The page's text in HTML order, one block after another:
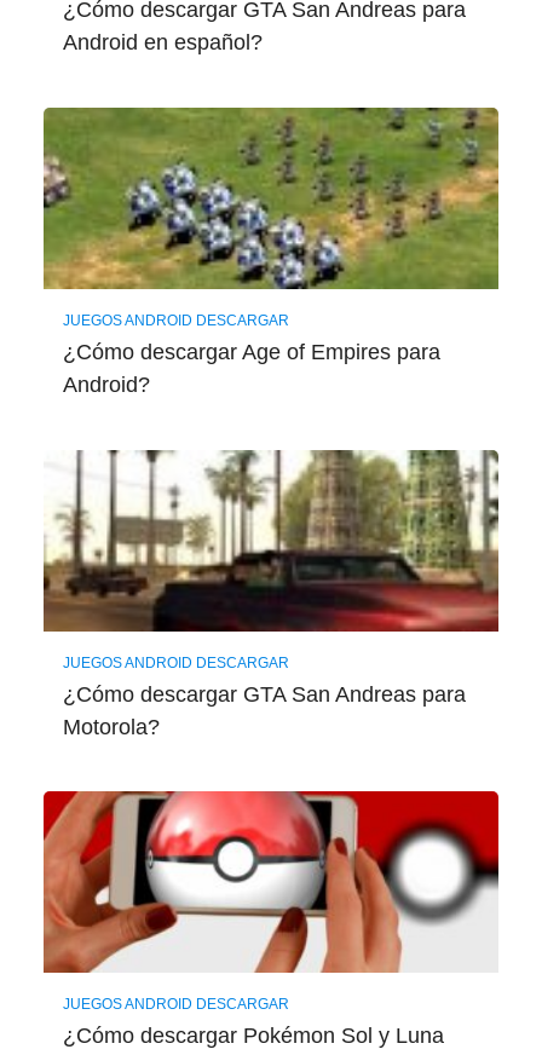
¿Cómo descargar GTA San Andreas para
Android en español?
JUEGOS ANDROID DESCARGAR
¿Cómo descargar Age of Empires para
Android?
JUEGOS ANDROID DESCARGAR
¿Cómo descargar GTA San Andreas para
Motorola?
JUEGOS ANDROID DESCARGAR
¿Cómo descargar Pokémon Sol y Luna